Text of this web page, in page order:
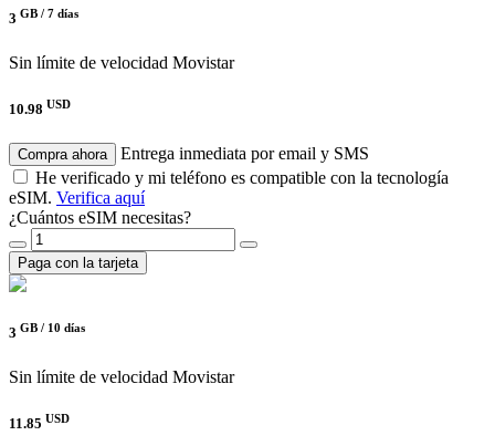
3 GB / 7 días
Sin límite de velocidad Movistar
10.98 USD
Compra ahora
Entrega inmediata por email y SMS
He verificado y mi teléfono es compatible con la tecnología
eSIM. Verifica aquí
¿Cuántos eSIM necesitas?
Paga con la tarjeta
3 GB / 10 días
Sin límite de velocidad Movistar
11.85 USD